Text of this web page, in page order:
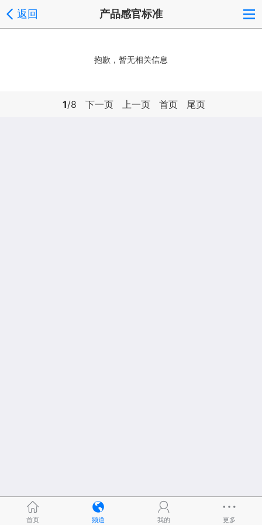
返回 产品感官标准
抱歉，暂无相关信息
1/8 下一页 上一页 首页 尾页
首页 频道 我的 更多